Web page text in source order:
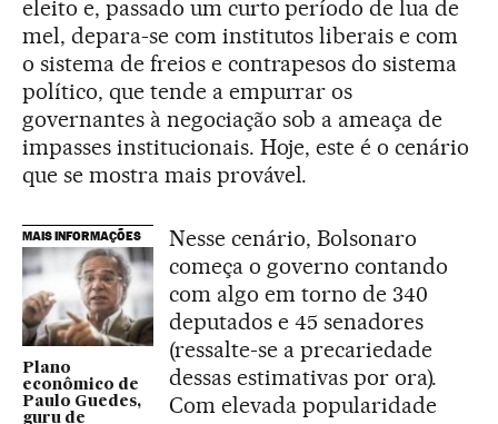
eleito e, passado um curto período de lua de
mel, depara-se com institutos liberais e com
o sistema de freios e contrapesos do sistema
político, que tende a empurrar os
governantes à negociação sob a ameaça de
impasses institucionais. Hoje, este é o cenário
que se mostra mais provável.
MAIS INFORMAÇÕES
Plano
econômico de
Paulo Guedes,
guru de
Nesse cenário, Bolsonaro
começa o governo contando
com algo em torno de 340
deputados e 45 senadores
(ressalte-se a precariedade
dessas estimativas por ora).
Com elevada popularidade